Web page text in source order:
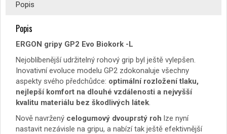
Popis
Popis
ERGON gripy GP2 Evo Biokork -L
Nejoblíbenější udržitelný rohový grip byl ještě vylepšen.
Inovativní evoluce modelu GP2 zdokonaluje všechny
aspekty svého předchůdce: optimální rozložení tlaku,
nejlepší komfort na dlouhé vzdálenosti a nejvyšší
kvalitu materiálu bez škodlivých látek.
Nově navržený celogumový dvouprstý roh lze nyní
nastavit nezávisle na gripu, a nabízí tak ještě efektivnější